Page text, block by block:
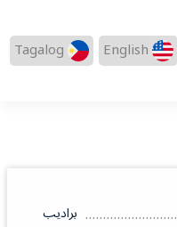
English
Tagalog
براديب